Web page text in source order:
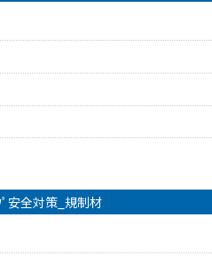
ﾟ安全対策_規制材